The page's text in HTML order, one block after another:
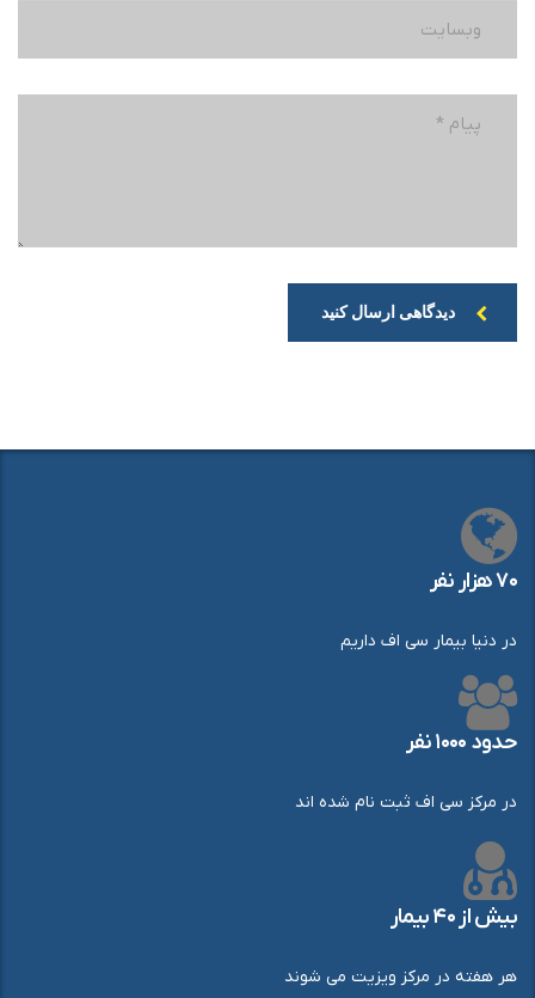
دیدگاهی ارسال کنید
۷۰ هزار نفر
در دنیا بیمار سی اف داریم
حدود ۱۰۰۰ نفر
در مرکز سی اف ثبت نام شده اند
بیش از ۴۰ بیمار
هر هفته در مرکز ویزیت می شوند